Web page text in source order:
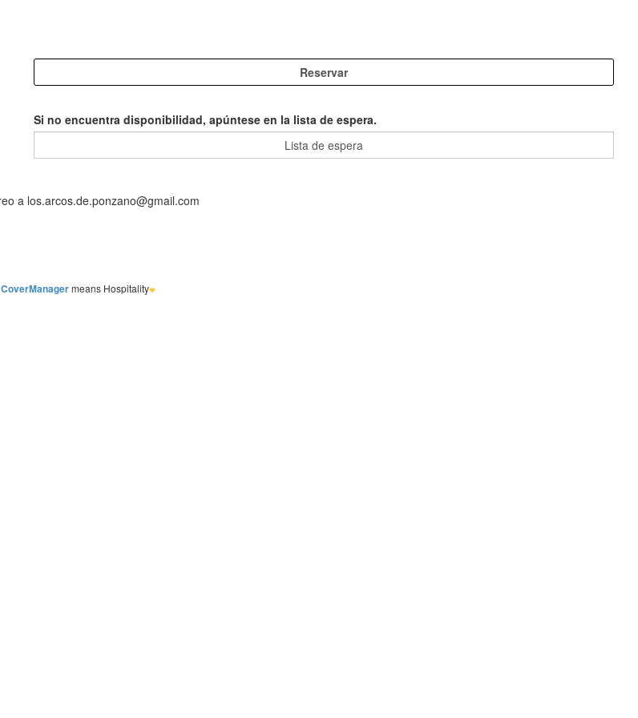
Si no encuentra disponibilidad, apúntese en la lista de espera.
CoverManagermeans Hospitality